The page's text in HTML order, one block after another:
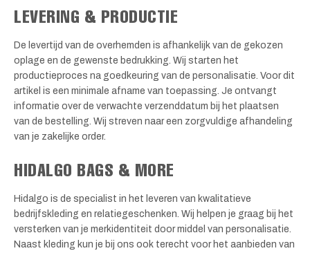
LEVERING & PRODUCTIE
De levertijd van de overhemden is afhankelijk van de gekozen
oplage en de gewenste bedrukking. Wij starten het
productieproces na goedkeuring van de personalisatie. Voor dit
artikel is een minimale afname van toepassing. Je ontvangt
informatie over de verwachte verzenddatum bij het plaatsen
van de bestelling. Wij streven naar een zorgvuldige afhandeling
van je zakelijke order.
HIDALGO BAGS & MORE
Hidalgo is de specialist in het leveren van kwalitatieve
bedrijfskleding en relatiegeschenken. Wij helpen je graag bij het
versterken van je merkidentiteit door middel van personalisatie.
Naast kleding kun je bij ons ook terecht voor het aanbieden van